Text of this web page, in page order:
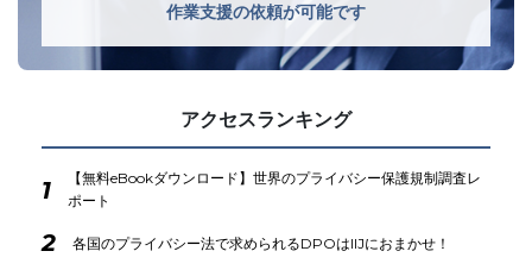
作業支援の依頼が可能です
アクセスランキング
1
【無料eBookダウンロード】世界のプライバシー保護規制調査レ
ポート
2 各国のプライバシー法で求められるDPOはIIJにおまかせ！